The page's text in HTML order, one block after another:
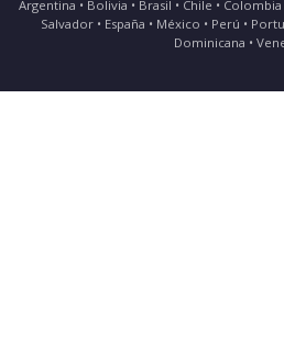
Argentina • Bolivia • Brasil • Chile • Colombia
Salvador • España • México • Perú •
Dominicana •